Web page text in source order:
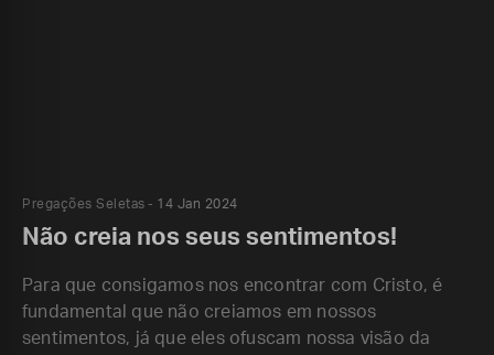
Pregações Seletas 14 Jan 2024
Não creia nos seus sentimentos!
Para que consigamos nos encontrar com Cristo, é
fundamental que não creiamos em nossos
sentimentos, já que eles ofuscam nossa visão da